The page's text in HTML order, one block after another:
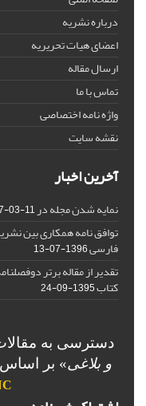
درباره نشریه
اعضای هیات تحریریه
ارسال مقاله
تماس با ما
واژه نامه اختصاصی
نقشه سایت
آخرین اخبار
نمایه شدن مجله در ISC03-11
توافق نامه همکاری بین
فارسی1396-07-13
تقدیر از مقاله برتر
کتاب1395-09-24
دسترسی به
و بلاغی» بر